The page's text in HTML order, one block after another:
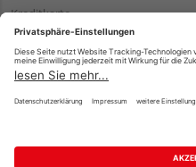
Kreditkarte
*Bonität vorausgesetzt
Impressum Datenschutz